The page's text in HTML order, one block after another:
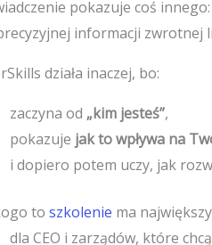
pokazuje coś innego:
informacji zwrotnej
działa inaczej, bo:
zaczyna od „kim jesteś”,
pokazuje jak to wpływa na
i dopiero potem uczy, jak
to szkolenie ma
dla CEO i zarządów, które